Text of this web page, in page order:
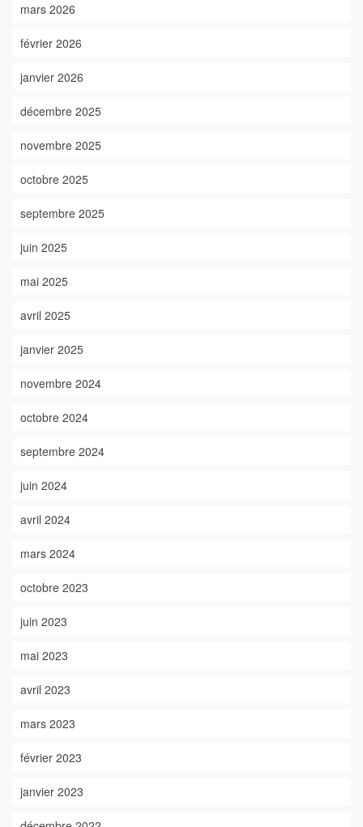
mars 2026
février 2026
janvier 2026
décembre 2025
novembre 2025
octobre 2025
septembre 2025
juin 2025
mai 2025
avril 2025
janvier 2025
novembre 2024
octobre 2024
septembre 2024
juin 2024
avril 2024
mars 2024
octobre 2023
juin 2023
mai 2023
avril 2023
mars 2023
février 2023
janvier 2023